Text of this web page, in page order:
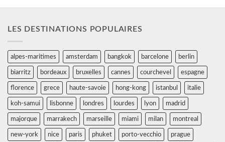
LES DESTINATIONS POPULAIRES
alpes-maritimes amsterdam bangkok barcelone berlin
biarritz bordeaux bruxelles cannes courchevel espagne
florence grece haute-savoie hong-kong istanbul italie
koh-samui lisbonne londres lourdes lyon madrid
majorque marrakech marseille miami milan montreal
new-york nice paris phuket porto-vecchio prague